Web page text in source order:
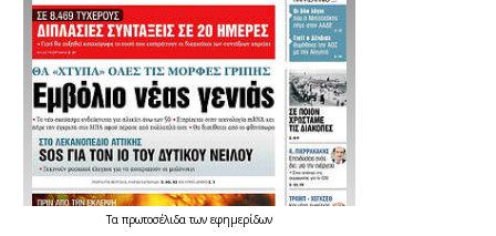
Τα πρωτοσέλιδατων εφημερίδων